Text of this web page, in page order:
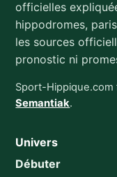
officielles
hippodromes,
les sources
pronostic ni
Sport-Hippique.com
Semantiak.
Univers
Débuter